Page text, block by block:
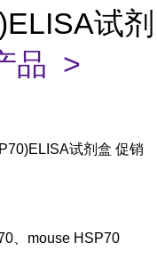
试剂
品 >
试剂盒 促销
、mouse HSP70